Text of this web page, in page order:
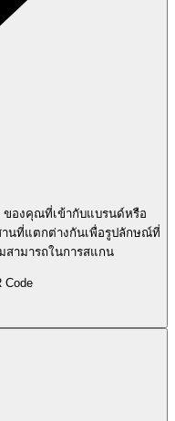
ของคุณที่เข้ากับแบรนด์หรือ
นที่แตกต่างกันเพื่อรูปลักษณ์ที่
ามารถในการสแกน
Code